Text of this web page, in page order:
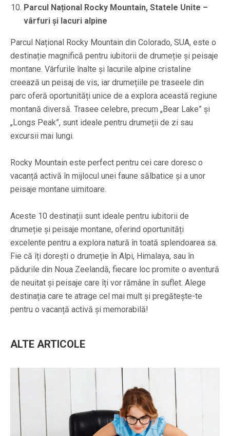
Parcul Național Rocky Mountain, Statele Unite –
vârfuri și lacuri alpine
Parcul Național Rocky Mountain din Colorado, SUA, este o
destinație magnifică pentru iubitorii de drumeție și peisaje
montane. Vârfurile înalte și lacurile alpine cristaline
creează un peisaj de vis, iar drumețiile pe traseele din
parc oferă oportunități unice de a explora această regiune
montană diversă. Trasee celebre, precum „Bear Lake” și
„Longs Peak”, sunt ideale pentru drumeții de zi sau
excursii mai lungi.
Rocky Mountain este perfect pentru cei care doresc o
vacanță activă în mijlocul unei faune sălbatice și a unor
peisaje montane uimitoare.
Aceste 10 destinații sunt ideale pentru iubitorii de
drumeție și peisaje montane, oferind oportunități
excelente pentru a explora natură în toată splendoarea sa.
Fie că îți dorești o drumeție în Alpi, Himalaya, sau în
pădurile din Noua Zeelandă, fiecare loc promite o aventură
de neuitat și peisaje care îți vor rămâne în suflet. Alege
destinația care te atrage cel mai mult și pregătește-te
pentru o vacanță activă și memorabilă!
ALTE ARTICOLE